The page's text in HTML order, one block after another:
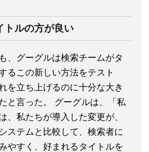
トルの方が良い
、グーグルは検索チームがタ
るこの新しい方法をテスト
を立ち上げるのに十分な大き
と言った。 グーグルは、「私
、私たちが導入した変更が、
ステムと比較して、検索者に
やすく、好まれるタイトルを